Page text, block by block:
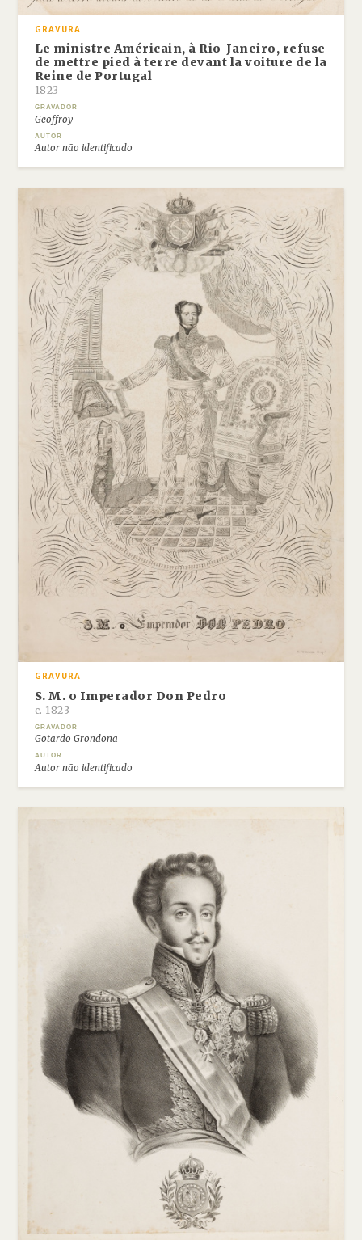
GRAVURA
Le ministre Américain, à Rio-Janeiro, refuse
de mettre pied à terre devant la voiture de la
Reine de Portugal
1823
GRAVADOR
Geoffroy
AUTOR
Autor não identificado
GRAVURA
S. M. o Imperador Don Pedro
c. 1823
GRAVADOR
Gotardo Grondona
AUTOR
Autor não identificado